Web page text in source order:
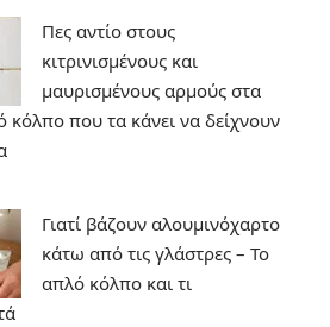
Πες αντίο στους
κιτρινισμένους και
μαυρισμένους αρμούς στα
κόλπο που τα κάνει να δείχνουν
Γιατί βάζουν αλουμινόχαρτο
κάτω από τις γλάστρες – Το
απλό κόλπο και τι